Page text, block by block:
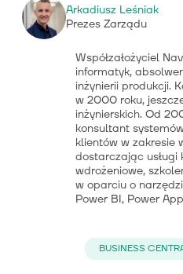
Arkadiusz Leśniak
Prezes Zarządu
Współzałożyciel
informatyk,
inżynierii produkcji.
w 2000 roku,
inżynierskich. Od
konsultant
klientów w zakresie
dostarczając usługi
wdrożeniowe,
w oparciu o
Power BI, Power
BUSINESS